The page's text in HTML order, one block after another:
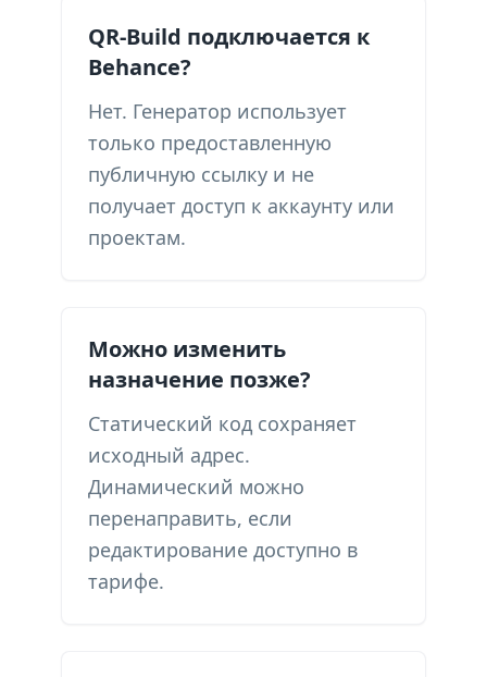
QR-Build подключается к
Behance?
Нет. Генератор использует
только предоставленную
публичную ссылку и не
получает доступ к аккаунту или
проектам.
Можно изменить
назначение позже?
Статический код сохраняет
исходный адрес.
Динамический можно
перенаправить, если
редактирование доступно в
тарифе.